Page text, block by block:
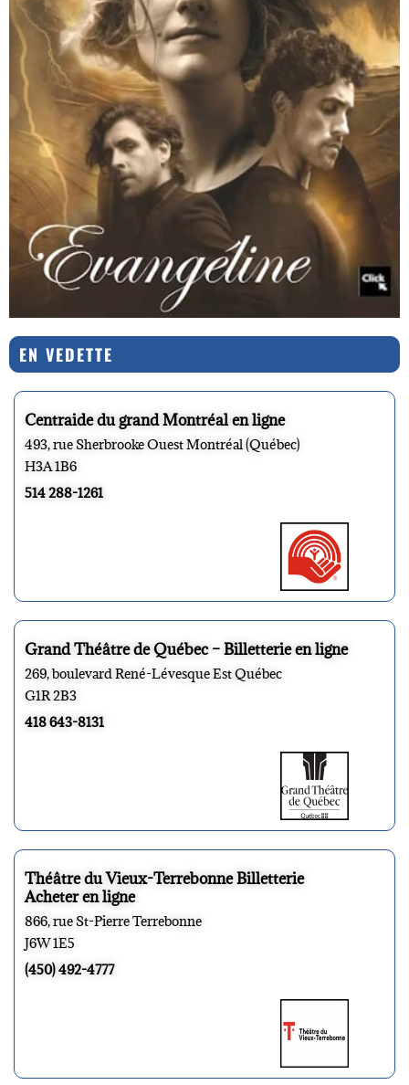
EN VEDETTE
Centraide du grand Montréal en ligne
493, rue Sherbrooke Ouest Montréal (Québec)
H3A 1B6
514 288-1261
Grand Théâtre de Québec – Billetterie en ligne
269, boulevard René-Lévesque Est Québec
G1R 2B3
418 643-8131
Théâtre du Vieux-Terrebonne Billetterie
Acheter en ligne
866, rue St-Pierre Terrebonne
J6W 1E5
(450) 492-4777